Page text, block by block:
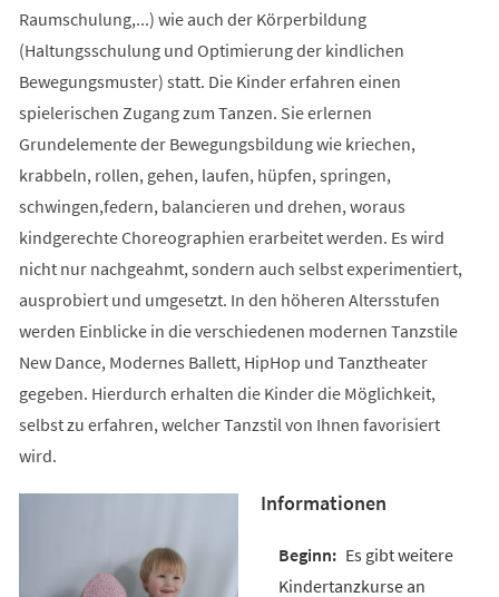
Raumschulung,...) wie auch der Körperbildung
(Haltungsschulung und Optimierung der kindlichen
Bewegungsmuster) statt. Die Kinder erfahren einen
spielerischen Zugang zum Tanzen. Sie erlernen
Grundelemente der Bewegungsbildung wie kriechen,
krabbeln, rollen, gehen, laufen, hüpfen, springen,
schwingen,federn, balancieren und drehen, woraus
kindgerechte Choreographien erarbeitet werden. Es wird
nicht nur nachgeahmt, sondern auch selbst experimentiert,
ausprobiert und umgesetzt. In den höheren Altersstufen
werden Einblicke in die verschiedenen modernen Tanzstile
New Dance, Modernes Ballett, HipHop und Tanztheater
gegeben. Hierdurch erhalten die Kinder die Möglichkeit,
selbst zu erfahren, welcher Tanzstil von Ihnen favorisiert
wird.
Informationen
Es gibt weitere
Kindertanzkurse an